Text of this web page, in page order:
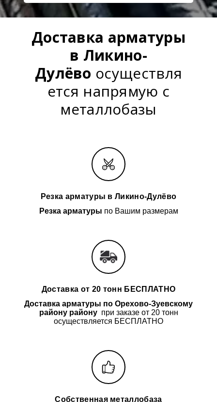
Доставка арматуры
в Ликино-
Дулёво осуществля
ется напрямую с
металлобазы
Резка арматуры в Ликино-Дулёво
Резка арматуры по Вашим размерам
Доставка от 20 тонн БЕСПЛАТНО
Доставка арматуры по Орехово-Зуевскому
району районупри заказе от 20 тонн
осуществляется БЕСПЛАТНО
Собственная металлобаза